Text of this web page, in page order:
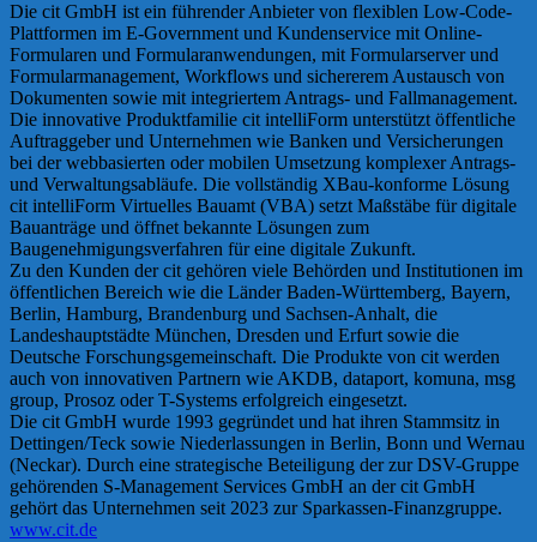
Die cit GmbH ist ein führender Anbieter von flexiblen Low-Code-
Plattformen im E-Government und Kundenservice mit Online-
Formularen und Formularanwendungen, mit Formularserver und
Formularmanagement, Workflows und sichererem Austausch von
Dokumenten sowie mit integriertem Antrags- und Fallmanagement.
Die innovative Produktfamilie cit intelliForm unterstützt öffentliche
Auftraggeber und Unternehmen wie Banken und Versicherungen
bei der webbasierten oder mobilen Umsetzung komplexer Antrags-
und Verwaltungsabläufe. Die vollständig XBau-konforme Lösung
cit intelliForm Virtuelles Bauamt (VBA) setzt Maßstäbe für digitale
Bauanträge und öffnet bekannte Lösungen zum
Baugenehmigungsverfahren für eine digitale Zukunft.
Zu den Kunden der cit gehören viele Behörden und Institutionen im
öffentlichen Bereich wie die Länder Baden-Württemberg, Bayern,
Berlin, Hamburg, Brandenburg und Sachsen-Anhalt, die
Landeshauptstädte München, Dresden und Erfurt sowie die
Deutsche Forschungsgemeinschaft. Die Produkte von cit werden
auch von innovativen Partnern wie AKDB, dataport, komuna, msg
group, Prosoz oder T-Systems erfolgreich eingesetzt.
Die cit GmbH wurde 1993 gegründet und hat ihren Stammsitz in
Dettingen/Teck sowie Niederlassungen in Berlin, Bonn und Wernau
(Neckar). Durch eine strategische Beteiligung der zur DSV-Gruppe
gehörenden S-Management Services GmbH an der cit GmbH
gehört das Unternehmen seit 2023 zur Sparkassen-Finanzgruppe.
www.cit.de